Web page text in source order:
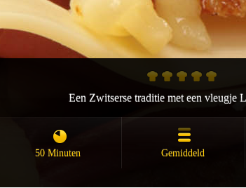
Een Zwitserse traditie met een vleugje
50 Minuten Gemiddeld